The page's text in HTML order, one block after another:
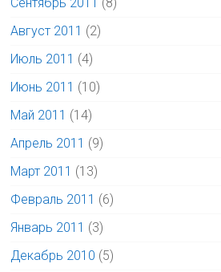
Август 2011 (2)
Июль 2011 (4)
Июнь 2011 (10)
Май 2011 (14)
Апрель 2011 (9)
Март 2011 (13)
Февраль 2011 (6)
Январь 2011 (3)
Декабрь 2010 (5)